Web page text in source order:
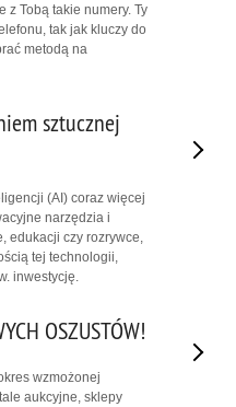
z Tobą takie numery. Ty
tak jak kluczy do
metodą na
sztucznej
(AI) coraz więcej
narzędzia i
edukacji czy rozrywce,
tej technologii,
inwestycję.
OSZUSTÓW!
wzmożonej
aukcyjne, sklepy